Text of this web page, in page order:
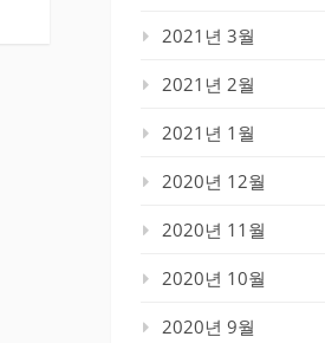
2021년 3월
2021년 2월
2021년 1월
2020년 12월
2020년 11월
2020년 10월
2020년 9월